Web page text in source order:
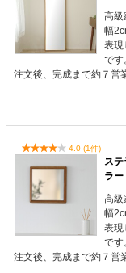
高級
幅
表現
です
注文後、完成まで約７営
4.0 (1件)
ス
ラ
高級
幅
表現
です
注文後、完成まで約７営